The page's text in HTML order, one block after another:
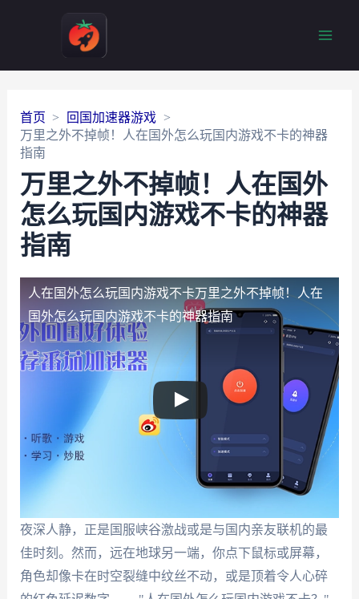
首页
回国加速器游戏
万里之外不掉帧！人在国外怎么玩国内游戏不卡的神器
指南
万里之外不掉帧！人在国外
怎么玩国内游戏不卡的神器
指南
人在国外怎么玩国内游戏不卡万里之外不掉帧！人在
国外怎么玩国内游戏不卡的神器指南
夜深人静，正是国服峡谷激战或是与国内亲友联机的最
佳时刻。然而，远在地球另一端，你点下鼠标或屏幕，
角色却像卡在时空裂缝中纹丝不动，或是顶着令人心碎